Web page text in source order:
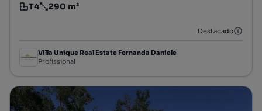
Tipologia
T4
Preço por metro quadrado
290 m²
Destacado
Villa Unique Real Estate Fernanda Daniele
Profissional